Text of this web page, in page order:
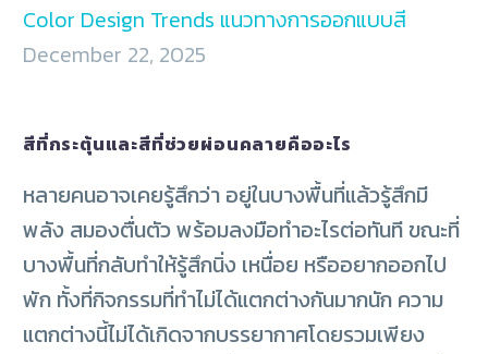
Color Design Trends แนวทางการออกแบบสี
December 22, 2025
สีที่กระตุ้นและสีที่ช่วยผ่อนคลายคืออะไร
หลายคนอาจเคยรู้สึกว่า อยู่ในบางพื้นที่แล้วรู้สึกมี
พลัง สมองตื่นตัว พร้อมลงมือทำอะไรต่อทันที ขณะที่
บางพื้นที่กลับทำให้รู้สึกนิ่ง เหนื่อย หรืออยากออกไป
พัก ทั้งที่กิจกรรมที่ทำไม่ได้แตกต่างกันมากนัก ความ
แตกต่างนี้ไม่ได้เกิดจากบรรยากาศโดยรวมเพียง